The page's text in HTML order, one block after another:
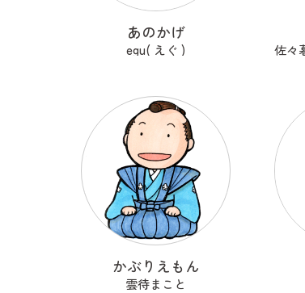
あのかげ
egu( えぐ )
かぶりえもん
雲待まこと